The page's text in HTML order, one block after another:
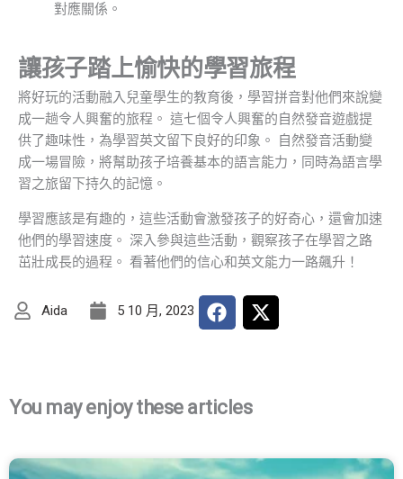
對應關係。
讓孩子踏上愉快的學習旅程
將好玩的活動融入兒童學生的教育後，學習拼音對他們來說變
成一趟令人興奮的旅程。 這七個令人興奮的自然發音遊戲提
供了趣味性，為學習英文留下良好的印象。 自然發音活動變
成一場冒險，將幫助孩子培養基本的語言能力，同時為語言學
習之旅留下持久的記憶。
學習應該是有趣的，這些活動會激發孩子的好奇心，還會加速
他們的學習速度。 深入參與這些活動，觀察孩子在學習之路
茁壯成長的過程。 看著他們的信心和英文能力一路飆升！
Aida 5 10 月, 2023
You may enjoy these articles